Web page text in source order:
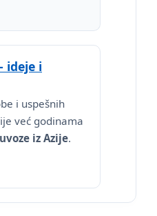
ideje i
i uspešnih
već godinama
iz Azije.